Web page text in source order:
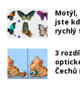
Motýl,
jste
rychlý
3
Čechů